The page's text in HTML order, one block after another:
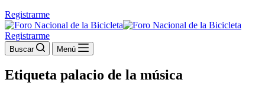
Registrarme
Registrarme
Buscar Menú
Etiqueta palacio de la música